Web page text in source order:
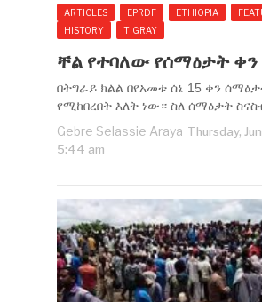
ARTICLES EPRDF ETHIOPIA
HISTORY
TIGRAY
ቸል የተባለው የሰማዕታት ቀን
በትግራይ ክልል በየአመቱ ሰኔ 15 ቀን
የሚከበረበት እለት ነው። ስለ ሰማዕታት
Gebre Selassie Araya Thursday,
5:44 am